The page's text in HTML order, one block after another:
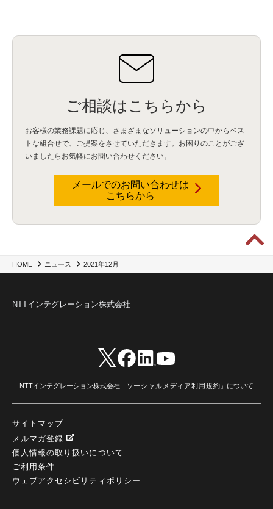
HOME ニュース 2021年12月
ご相談はこちらから
お客様の業務課題に応じ、さまざまなソリューションの中からベス
トな組合せで、
ご提案をさせていただきます。お困りのことがござ
いましたらお気軽にお問い合わせください。
メールでのお問い合わせは
こちらから
NTTインテグレーション株式会社
NTTインテグレーション株式会社「ソーシャルメディア利用規約 」について
サイトマップ
メルマガ登録
個人情報の取り扱いについて
ご利用条件
ウェブアクセシビリティポリシー